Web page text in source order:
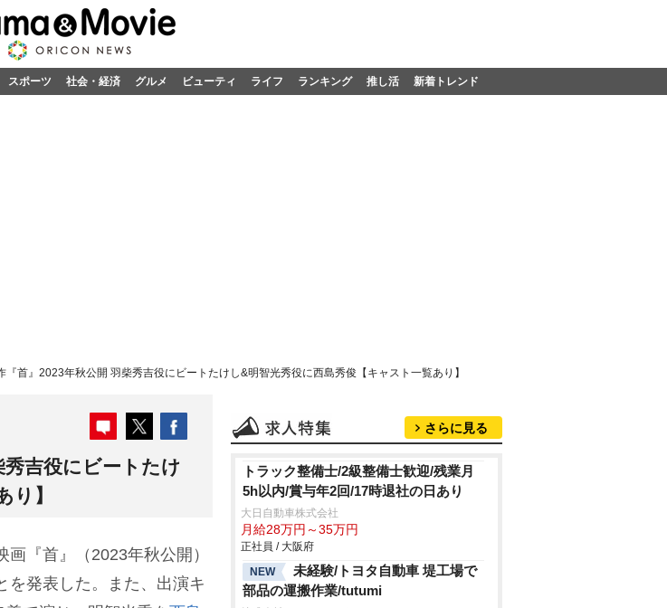
スポーツ 社会・経済 グルメ ビューティ ライフ ランキング 推し活 新着トレンド
『首』2023年秋公開 羽柴秀吉役にビートたけし&明智光秀役に西島秀俊【キャスト一覧あり】
吉役にビートたけ
り】
画『首』（2023年秋公開）
を発表した。また、出演キ
さらに見る
トラック整備士/2級整備士歓迎/残業月
5h以内/賞与年2回/17時退社の日あり
大日自動車株式会社
月給28万円～35万円
正社員 / 大阪府
NEW
未経験/トヨタ自動車 堤工場で
部品の運搬作業/tutumi